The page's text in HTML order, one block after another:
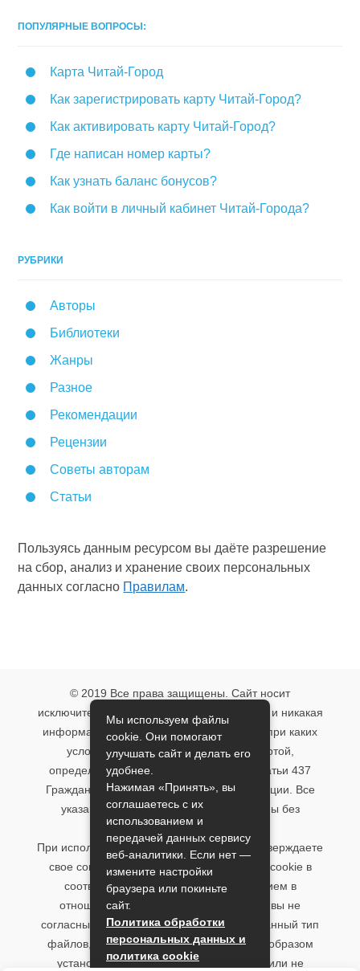
ПОПУЛЯРНЫЕ ВОПРОСЫ:
Карта Читай-Город
Как зарегистрировать карту Читай-Город?
Как активировать карту Читай-Город?
Где написан номер карты?
Как узнать баланс бонусов?
Как войти в личный кабинет Читай-Города?
РУБРИКИ
Авторы
Библиотеки
Жанры
Разное
Рекомендации
Рецензии
Советы авторам
Статьи
Пользуясь данным ресурсом вы даёте разрешение
на сбор, анализ и хранение своих персональных
данных согласно Правилам.
© 2019 Все права защищены. Сайт носит
исключительно информационный характер и никакая
информация, опубликованная на нём, ни при каких
условиях не является публичной офертой,
определяемой положениями пункта 2 статьи 437
Гражданского кодекса Российской Федерации. Все
указанные условия могут быть изменены без
предварительного уведомления.
При использовании данного сайта, вы подтверждаете
свое согласие на использование файлов cookie в
соответствии с настоящим уведомлением в
отношении данного типа файлов. Если вы не
согласны с тем, чтобы мы использовали данный тип
файлов, то вы должны соответствующим образом
установить настройки вашего браузера или не
Мы используем файлы
cookie. Они помогают
улучшать сайт и делать его
удобнее.
Нажимая «Принять», вы
соглашаетесь с их
использованием и
передачей данных сервису
веб-аналитики. Если нет —
измените настройки
браузера или покиньте
сайт.
Политика обработки
персональных данных и
политика cookie